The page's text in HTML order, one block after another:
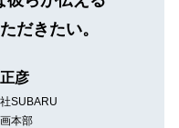
だきたい。
彦
SUBARU
本部